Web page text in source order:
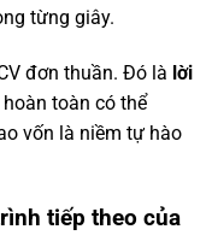
từng giây.
đơn thuần. Đó là lời
toàn có thể
vốn là niềm tự hào
tiếp theo của